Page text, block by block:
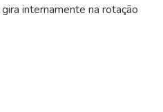
internamente na rotação